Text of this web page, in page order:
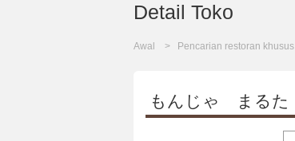
Detail Toko
Awal Pencarian restoran khusus
もんじゃ まるた